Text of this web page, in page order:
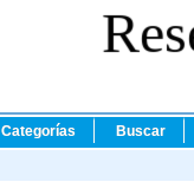
Categorías Buscar